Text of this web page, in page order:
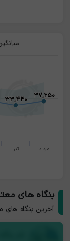
های مختلف می
۳۳,۴۴۰
۳۳,۴۴۰ ۳۷,۲۵۰
۳۷,۲۵۰
تیر مرداد
بنگاه های
آخرین بنگاه های
نام